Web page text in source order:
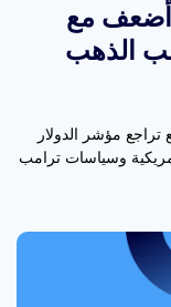
2025 بشكل أضعف مع
الذهب
دولار أمريكي مع تراجع مؤشر الدولار
وسياسات ترامب